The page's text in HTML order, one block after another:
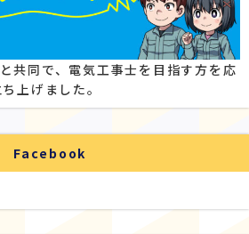
共同で、電気工事士を目指す方を応
上げました。
Facebook